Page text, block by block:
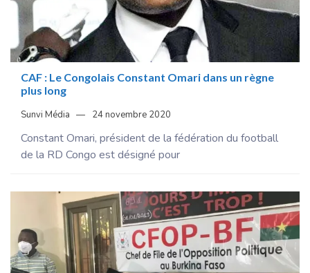
CAF : Le Congolais Constant Omari dans un règne
plus long
Sunvi Média 24 novembre 2020
Constant Omari, président de la fédération du football
de la RD Congo est désigné pour